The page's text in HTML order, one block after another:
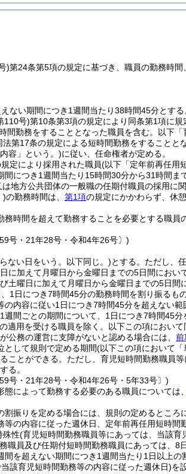
)第24条第5項の規定に基づき、職員の勤務時
ない期間につき1週間当たり38時間45分とする
110号)第10条第3項の規定により同条第1項に規
間勤務をすることとなった職員を含む。以下
法第17条の規定による短時間勤務をすることと
容」という。)に従い、任命権者が定める。
定により採用された職員(以下「定年前再任用
につき1週間当たり15時間30分から31時間ま
地方公共団体の一般職の任期付職員の採用に
)の勤務時間は、 第1項の規定にかかわらず、休
務時間を超えて勤務することを必要とする職
号・21年28号・令和4年26号〕)
ない日をいう。以下同じ。)とする。 ただし、
に加えて月曜日から金曜日までの5日間にお
土曜日に加えて月曜日から金曜日までの5日間
1日につき7時間45分の勤務時間を割り振るもの
内容に従い1日につき7時間45分を超えない
間ごとの期間について、1日につき7時間45分
適用を受ける職員を除く。以下この項において
公務の運営に支障がないと認める場合には、 前
として規則で定める期間(以下この項において
ことができる。 ただし、育児短時間勤務職員
る。
号・21年28号・令和4年26号・5年33号〕)
によって勤務する必要のある職員については、
振りを定める場合には、規則の定めるところ
の内容に従った週休日、定年前再任用短時
殊性(育児短時間勤務職員等にあっては、当該育
職員及び任期付短時間勤務職員にあっては、8
を超えない期間につき1週間当たり1日以上の
該育児短時間勤務等の内容に従った週休日)を